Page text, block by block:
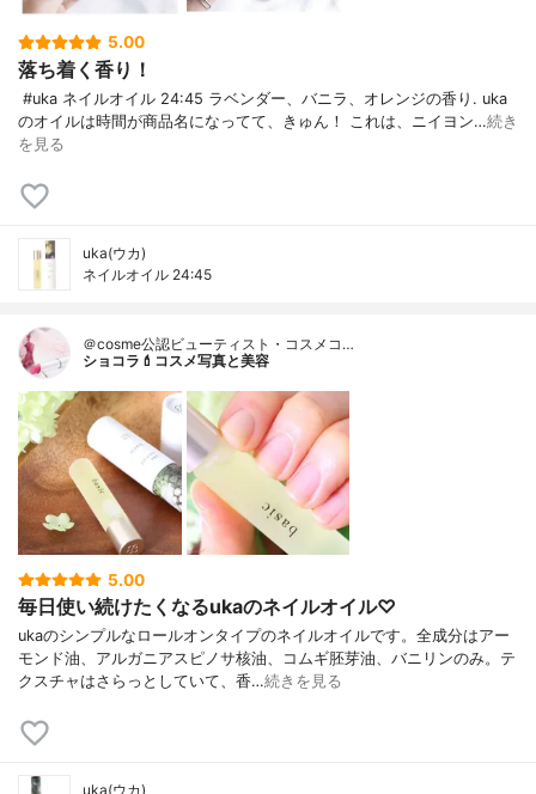
5.00
落ち着く香り！
#uka ネイルオイル 24:45 ラベンダー、バニラ、オレンジの香り. uka
のオイルは時間が商品名になってて 、きゅん！ これは、ニイヨン…続き
を見る
uka(ウカ)
ネイルオイル 24:45
＠cosme公認ビューティスト・コスメコ…
ショコラ💄コスメ写真と美容
5.00
毎日使い続けたくなるukaのネイルオイル♡
ukaのシンプルなロールオンタイプのネイルオイルです。全成分はアー
モンド油、アルガニアスピノサ核油、コムギ胚芽油、バニリンのみ。テ
クスチャはさらっとしていて、香…続きを見る
uka(ウカ)